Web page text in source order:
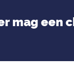
mag een